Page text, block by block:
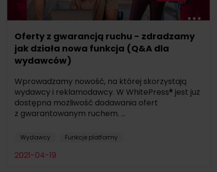
Oferty z gwarancją ruchu - zdradzamy
jak działa nowa funkcja (Q&A dla
wydawców)
Wprowadzamy nowość, na której skorzystają
wydawcy i reklamodawcy. W WhitePress® jest już
dostępna możliwość dodawania ofert
z gwarantowanym ruchem. ...
Wydawcy Funkcje platformy
2021-04-19